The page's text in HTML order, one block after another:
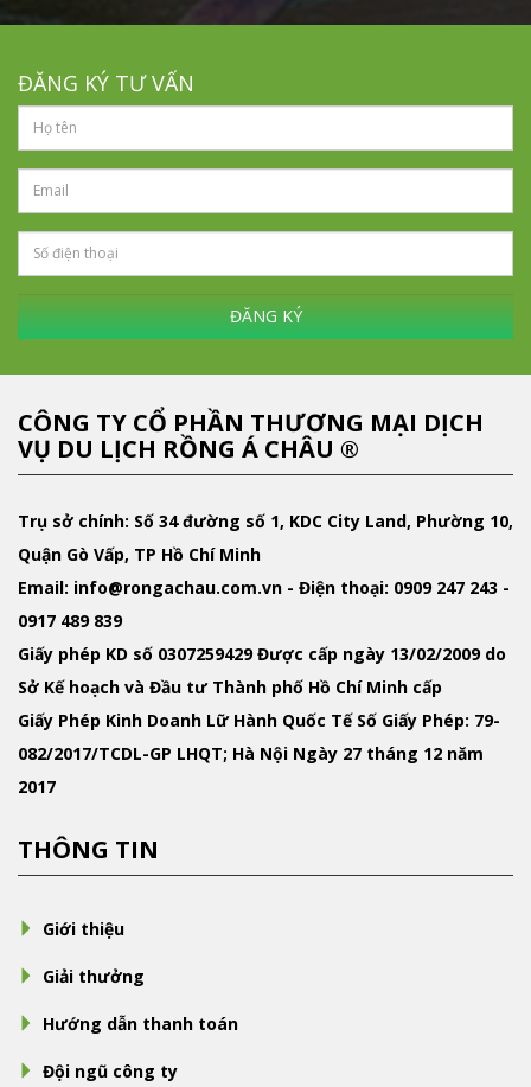
ĐĂNG KÝ TƯ VẤN
ĐĂNG KÝ
CÔNG TY CỔ PHẦN THƯƠNG MẠI DỊCH
VỤ DU LỊCH RỒNG Á CHÂU ®
Trụ sở chính: Số 34 đường số 1, KDC City Land, Phường 10,
Quận Gò Vấp, TP Hồ Chí Minh
Email: info@rongachau.com.vn - Điện thoại: 0909 247 243 -
0917 489 839
Giấy phép KD số 0307259429 Được cấp ngày 13/02/2009 do
Sở Kế hoạch và Đầu tư Thành phố Hồ Chí Minh cấp
Giấy Phép Kinh Doanh Lữ Hành Quốc TếSố Giấy Phép: 79-
082/2017/TCDL-GP LHQT; Hà Nội Ngày 27 tháng 12 năm
2017
THÔNG TIN
Giới thiệu
Giải thưởng
Hướng dẫn thanh toán
Đội ngũ công ty